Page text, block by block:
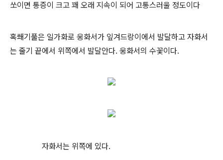
쏘이면 통증이 크고 꽤 오래 지속이 되어 고통스러울 정도이다
혹쐐기풀은 일가화로 웅화서가 잎겨드랑이에서 발달하고 자화서
는 줄기 끝에서 위쪽에서 발달안다. 웅화서의 수꽃이다.
자화서는 위쪽에 있다.